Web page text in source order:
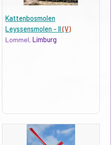
Kattenbosmolen
Leyssensmolen - II(V)
Lommel,Limburg